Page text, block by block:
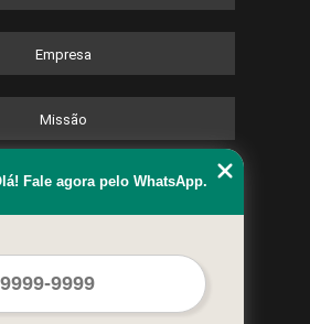
Empresa
Missão
Serviços
Mapa do site
Fale agora pelo WhatsApp.